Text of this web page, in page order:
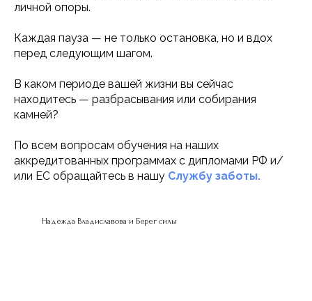
личной опоры.
Каждая пауза — не только остановка, но и вдох
перед следующим шагом.
В каком периоде вашей жизни вы сейчас
находитесь — разбрасывания или собирания
камней?
По всем вопросам обучения на наших
аккредитованных программах с дипломами РФ и/
или ЕС обращайтесь в нашу Службу заботы.
Надежда Владиславова и Берег силы